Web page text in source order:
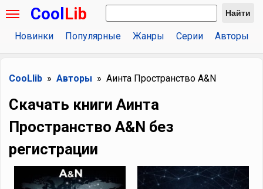
Cool Lib Найти
Новинки Популярные Жанры Серии Авторы
CooLlib Авторы Аинта Пространство A&N
Скачать книги Аинта
Пространство A&N без
регистрации